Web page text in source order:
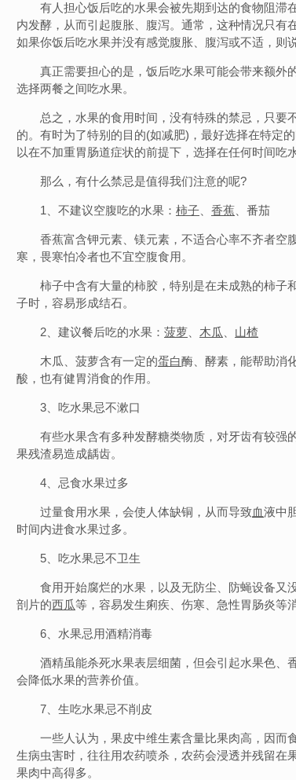
有人担心饭后吃的水果会被先期到达的食物阻滞
内发酵，从而引起腹胀、腹泻。通常，这种情况只有
如果你饭后吃水果并没有感觉腹胀、腹泻或不适，则
真正需要担心的是，饭后吃水果可能会带来额外
选择两餐之间吃水果。
总之，水果的食用时间，没有特殊的禁忌，只要
的。有时为了特别的目的(如减肥)，最好选择在特定
以在不加重胃肠道症状的前提下，选择在任何时间吃水
那么，有什么禁忌是值得我们注意的呢?
1、不建议空腹吃的水果： 柿子 香蕉 、番茄
香蕉富含钾元素、镁元素，不适合心率不齐者空
寒，畏寒怕冷者也不宜空腹食用。
柿子中含有大量的柿胶，特别是在未成熟的柿子
子时，容易形成结石。
2、建议餐后吃的水果： 菠萝 木瓜 山楂
木瓜、菠萝含有一定的蛋白酶、酵素，能帮助消
酸，也有健胃消食的作用。
3、吃水果忌不漱口
有些水果含有多种发酵糖类物质，对牙齿有较强
果残渣易造成龋齿。
4、忌食水果过多
过量食用水果，会使人体缺铜，从而导致血液中
时间内进食水果过多。
5、吃水果忌不卫生
食用开始腐烂的水果，以及无防尘、防蝇设备又
剖片的西瓜等，容易发生痢疾、伤寒、急性胃肠炎等
6、水果忌用酒精消毒
酒精虽能杀死水果表层细菌，但会引起水果色、
会降低水果的营养价值。
7、生吃水果忌不削皮
一些人认为，果皮中维生素含量比果肉高，因而
生病虫害时，往往用农药喷杀，农药会浸透并残留在
果肉中高得多。